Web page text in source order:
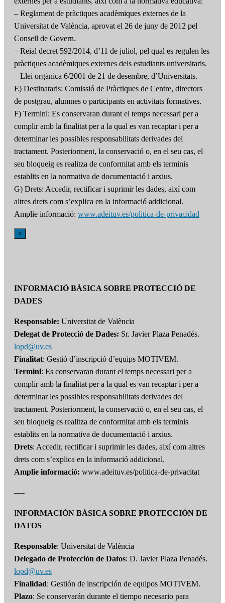
– Reglament de pràctiques acadèmiques externes de la
Universitat de València, aprovat el 26 de juny de 2012 pel
Consell de Govern.
– Reial decret 592/2014, d’11 de juliol, pel qual es regulen les
pràctiques acadèmiques externes dels estudiants universitaris.
– Llei orgànica 6/2001 de 21 de desembre, d’Universitats.
E) Destinataris: Comissió de Pràctiques de Centre, directors
de postgrau, alumnes o participants en activitats formatives.
F) Termini: Es conservaran durant el temps necessari per a
complir amb la finalitat per a la qual es van recaptar i per a
determinar les possibles responsabilitats derivades del
tractament. Posteriorment, la conservació o, en el seu cas, el
seu bloqueig es realitza de conformitat amb els terminis
establits en la normativa de documentació i arxius.
G) Drets: Accedir, rectificar i suprimir les dades, així com
altres drets com s’explica en la informació addicional.
Amplie informació: www.adeituv.es/politica-de-privacidad
×
INFORMACIÓ BÀSICA SOBRE PROTECCIÓ DE
DADES
Responsable: Universitat de València
Delegat de Protecció de Dades: Sr. Javier Plaza Penadés.
lopd@uv.es
Finalitat: Gestió d’inscripció d’equips MOTIVEM.
Termini: Es conservaran durant el temps necessari per a
complir amb la finalitat per a la qual es van recaptar i per a
determinar les possibles responsabilitats derivades del
tractament. Posteriorment, la conservació o, en el seu cas, el
seu bloqueig es realitza de conformitat amb els terminis
establits en la normativa de documentació i arxius.
Drets: Accedir, rectificar i suprimir les dades, així com altres
drets com s’explica en la informació addicional.
Amplie informació: www.adeituv.es/politica-de-privacitat
—-
INFORMACIÓN BÁSICA SOBRE PROTECCIÓN DE
DATOS
Responsable: Universitat de València
Delegado de Protección de Datos: D. Javier Plaza Penadés.
lopd@uv.es
Finalidad: Gestión de inscripción de equipos MOTIVEM.
Plazo: Se conservarán durante el tiempo necesario para